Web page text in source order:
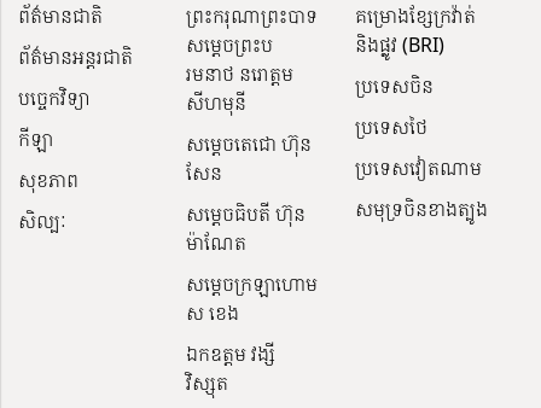
ព័ត៌មានជាតិ
ព័ត៌មានអន្តរជាតិ
បច្ចេកវិទ្យា
កីឡា
សុខភាព
សិល្បៈ
ព្រះករុណាព្រះបាទ
សម្តេចព្រះប
រមនាថ នរោត្តម
សីហមុនី
សម្តេចតេជោ ហ៊ុន
សែន
សម្ដេចធិបតី ហ៊ុន
ម៉ាណែត
សម្ដេចក្រឡាហោម
ស ខេង
ឯកឧត្តម វង្សី
វិស្សុត
គម្រោងខ្សែក្រវ៉ាត់
និងផ្លូវ (BRI)
ប្រទេសចិន
ប្រទេសថៃ
ប្រទេសវៀតណាម
សមុទ្រចិនខាងត្បូង